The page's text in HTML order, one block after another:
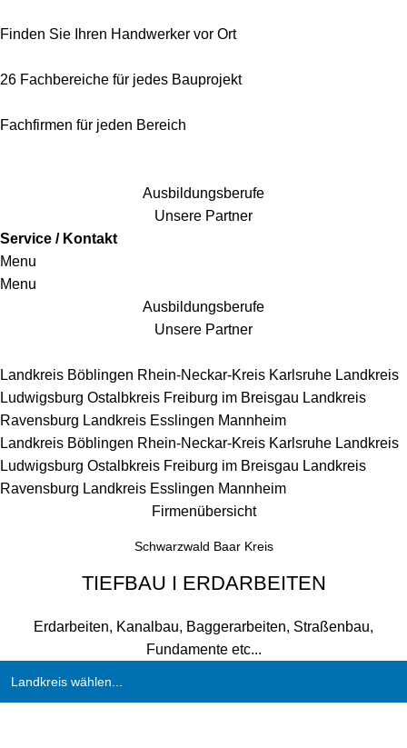
Finden Sie Ihren Handwerker vor Ort
26 Fachbereiche für jedes Bauprojekt
Fachfirmen für jeden Bereich
Ausbildungsberufe
Unsere Partner
Service / Kontakt
Menu
Menu
Ausbildungsberufe
Unsere Partner
Landkreis Böblingen Rhein-Neckar-Kreis Karlsruhe Landkreis
Ludwigsburg Ostalbkreis Freiburg im Breisgau Landkreis
Ravensburg Landkreis Esslingen Mannheim
Landkreis Böblingen Rhein-Neckar-Kreis Karlsruhe Landkreis
Ludwigsburg Ostalbkreis Freiburg im Breisgau Landkreis
Ravensburg Landkreis Esslingen Mannheim
Firmenübersicht
Schwarzwald Baar Kreis
TIEFBAU I ERDARBEITEN
Erdarbeiten, Kanalbau, Baggerarbeiten, Straßenbau,
Fundamente etc...
Landkreis wählen...